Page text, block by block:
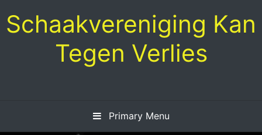
to
content
Schaakvereniging Kan
Tegen Verlies
Primary Menu